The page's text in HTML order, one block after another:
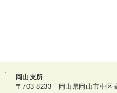
岡山支所
〒703-8233 岡山県岡山市中区